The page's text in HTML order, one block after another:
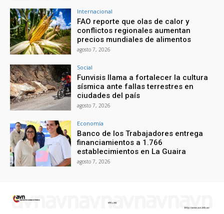
Internacional
FAO reporte que olas de calor y
conflictos regionales aumentan
precios mundiales de alimentos
agosto 7, 2026
Social
Funvisis llama a fortalecer la cultura
sísmica ante fallas terrestres en
ciudades del país
agosto 7, 2026
Economía
Banco de los Trabajadores entrega
financiamientos a 1.766
establecimientos en La Guaira
agosto 7, 2026